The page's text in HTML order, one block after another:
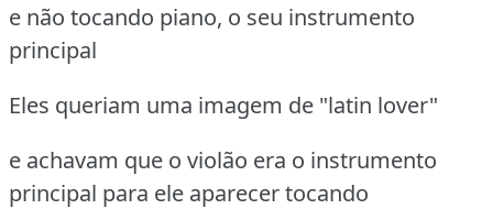
e não tocando piano, o seu instrumento
principal
Eles queriam uma imagem de "latin lover"
e achavam que o violão era o instrumento
principal para ele aparecer tocando